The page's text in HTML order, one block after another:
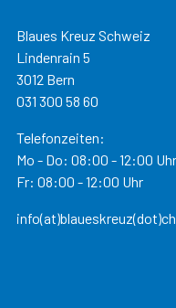
Blaues Kreuz Schweiz
Lindenrain 5
3012 Bern
031 300 58 60
Telefonzeiten:
Mo - Do: 08:00 - 12:00
Fr: 08:00 - 12:00 Uhr
info(at)blaueskreuz(dot)ch